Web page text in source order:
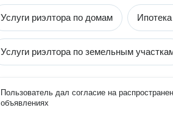
Услуги риэлтора по домам
Услуги риэлтора по земельным
Пользователь дал согласие на
объявлениях